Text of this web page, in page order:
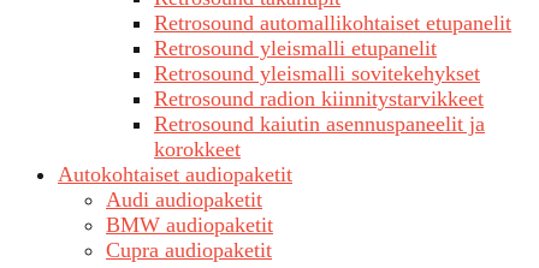
Retrosound automallikohtaiset etupanelit
Retrosound yleismalli etupanelit
Retrosound yleismalli sovitekehykset
Retrosound radion kiinnitystarvikkeet
Retrosound kaiutin asennuspaneelit ja
korokkeet
Autokohtaiset audiopaketit
Audi audiopaketit
BMW audiopaketit
Cupra audiopaketit